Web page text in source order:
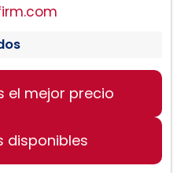
el mejor precio
disponibles